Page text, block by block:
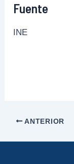
Fuente
INE
ANTERIOR